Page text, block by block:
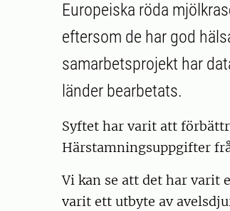
Europeiska röda
eftersom de har god
samarbetsprojekt har
länder bearbetats.
Syftet har varit att
Härstamningsuppgifter
Vi kan se att det har varit
varit ett utbyte av